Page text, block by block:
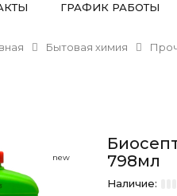
ГРАФИК РАБОТЫ
Бытовая химия
new
798мл
Наличие: